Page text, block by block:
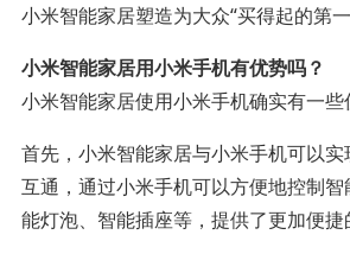
小米智能家居塑造为大众“买得起的第一
小米智能家居用小米手机有优势吗？
小米智能家居使用小米手机确实有一些
首先，小米智能家居与小米手机可以
互通，通过小米手机可以方便地控制
能灯泡、智能插座等，提供了更加便捷